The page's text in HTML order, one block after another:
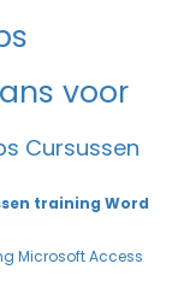
voor
Cursussen
training Word
Microsoft Access